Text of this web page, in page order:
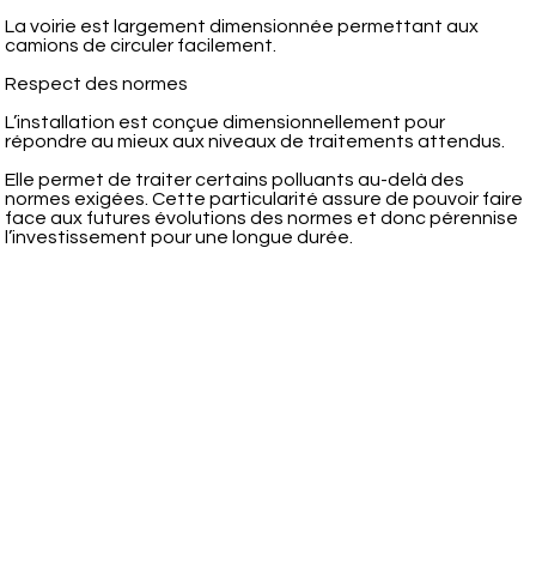
La voirie est largement dimensionnée permettant aux
camions de circuler facilement.
Respect des normes
L’installation est conçue dimensionnellement pour
répondre au mieux aux niveaux de traitements attendus.
Elle permet de traiter certains polluants au-delà des
normes exigées. Cette particularité assure de pouvoir faire
face aux futures évolutions des normes et donc pérennise
l’investissement pour une longue durée.